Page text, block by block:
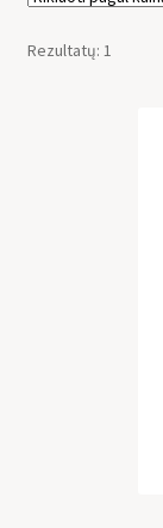
Rezultatų: 1